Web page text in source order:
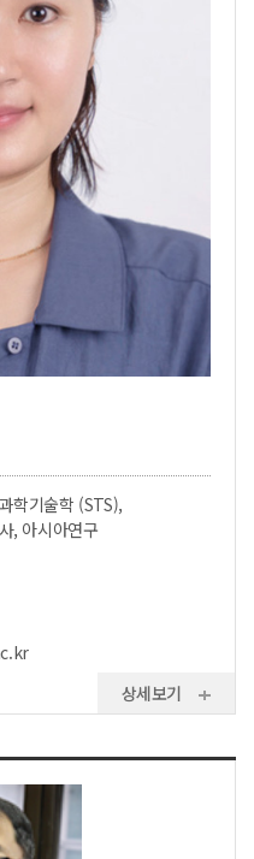
학기술학 (STS),
, 아시아연구
상세보기